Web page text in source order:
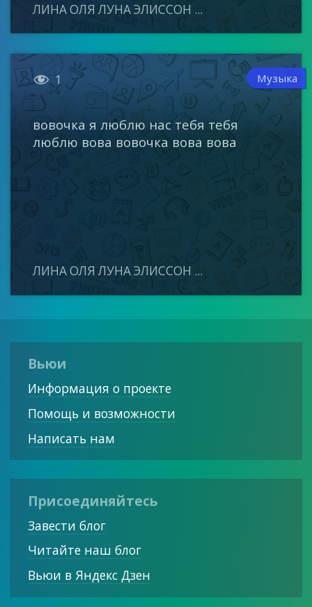
ЛИНА ОЛЯ ЛУНА ЭЛИССОН ...
 1 Музыка
вовочка я люблю нас тебя тебя
люблю вова вовочка вова вова
ЛИНА ОЛЯ ЛУНА ЭЛИССОН ...
Вьюи
Информация о проекте
Помощь и возможности
Написать нам
Присоединяйтесь
Завести блог
Читайте наш блог
Вьюи в Яндекс Дзен